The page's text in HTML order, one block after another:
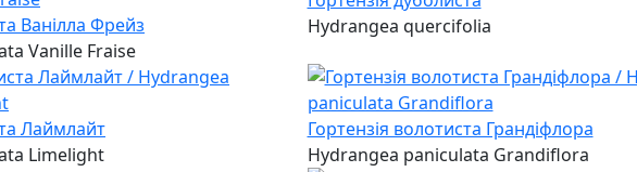
Ванілла Фрейз
Vanille Fraise
Hydrangea quercifolia
Лаймлайт
Limelight
Гортензія волотиста Грандіфлора
Hydrangea paniculata Grandiflora